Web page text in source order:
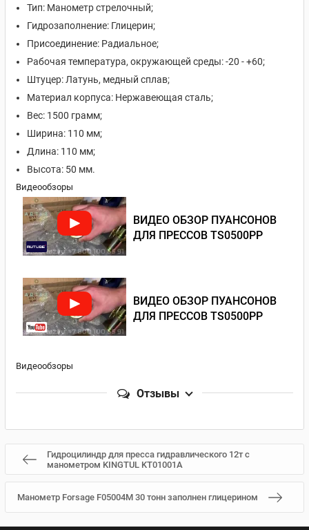
Тип: Манометр стрелочный;
Гидрозаполнение: Глицерин;
Присоединение: Радиальное;
Рабочая температура, окружающей среды: -20 - +60;
Штуцер: Латунь, медный сплав;
Материал корпуса: Нержавеющая сталь;
Вес: 1500 грамм;
Ширина: 110 мм;
Длина: 110 мм;
Высота: 50 мм.
Видеообзоры
ВИДЕО ОБЗОР ПУАНСОНОВ
ДЛЯ ПРЕССОВ TS0500PP
ВИДЕО ОБЗОР ПУАНСОНОВ
ДЛЯ ПРЕССОВ TS0500PP
Видеообзоры
Отзывы
Гидроцилиндр для пресса гидравлического 12т с
манометром KINGTUL KT01001A
Манометр Forsage F05004M 30 тонн заполнен глицерином